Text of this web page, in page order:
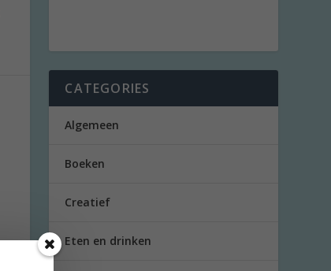
CATEGORIES
Algemeen
Boeken
Creatief
Eten en drinken